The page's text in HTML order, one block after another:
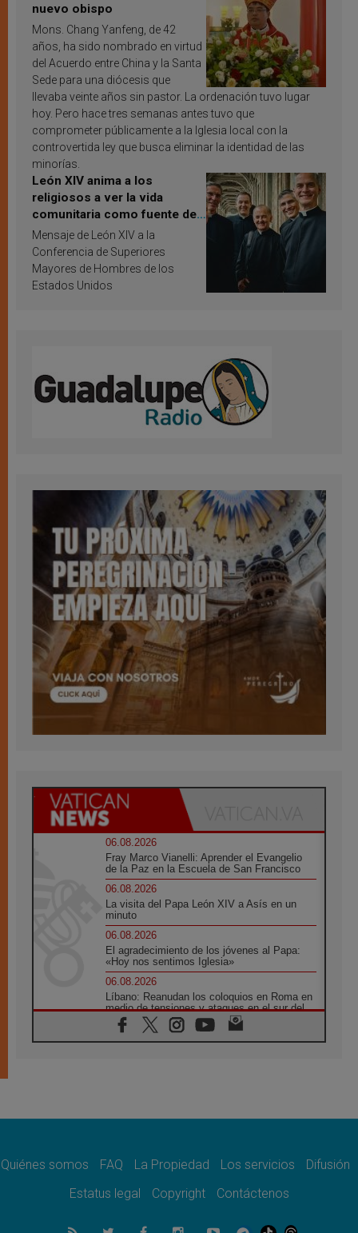
nuevo obispo
Mons. Chang Yanfeng, de 42
años, ha sido nombrado en virtud
del Acuerdo entre China y la Santa
Sede para una diócesis que
llevaba veinte años sin pastor. La ordenación tuvo lugar
hoy. Pero hace tres semanas antes tuvo que
comprometer públicamente a la Iglesia local con la
controvertida ley que busca eliminar la identidad de las
minorías.
León XIV anima a los
religiosos a ver la vida
comunitaria como fuente de
inspiración y santificación
Mensaje de León XIV a la
Conferencia de Superiores
Mayores de Hombres de los
Estados Unidos
06.08.2026
Fray Marco Vianelli: Aprender el Evangelio
de la Paz en la Escuela de San Francisco
06.08.2026
La visita del Papa León XIV a Asís en un
minuto
06.08.2026
El agradecimiento de los jóvenes al Papa:
«Hoy nos sentimos Iglesia»
06.08.2026
Líbano: Reanudan los coloquios en Roma en
medio de tensiones y ataques en el sur del
país
06.08.2026
noticia para todo el Uruguay
León XIV: La revolución del Evangelio
06.08.2026
Quiénes somos FAQ La Propiedad Los servicios
Difusión
Estatus legal
Copyright Contáctenos